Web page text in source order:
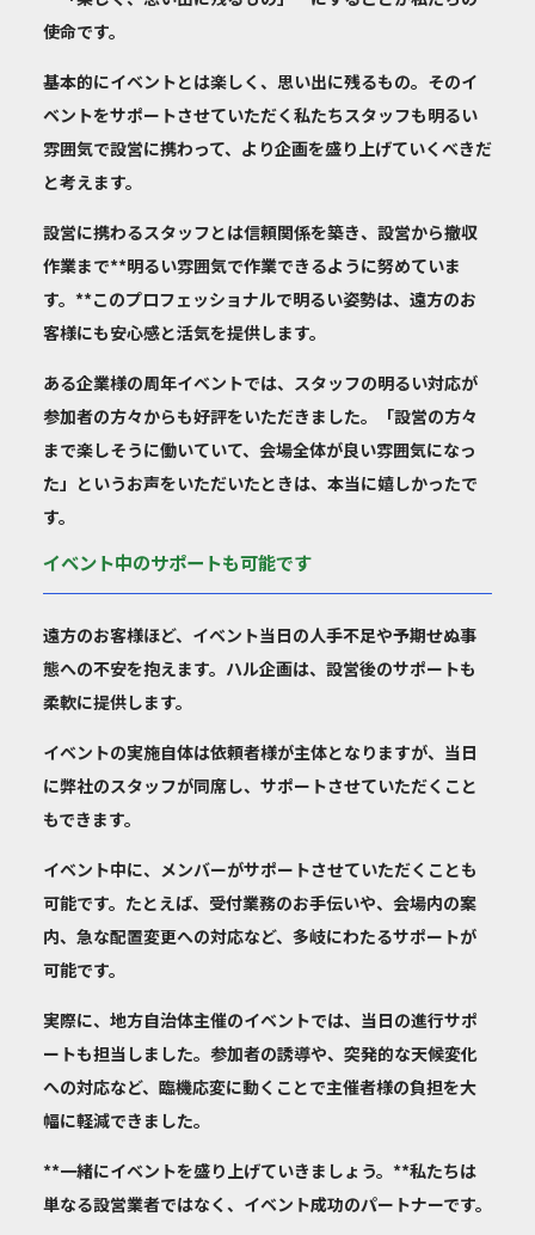
使命です。
基本的にイベントとは楽しく、思い出に残るもの。そのイ
ベントをサポートさせていただく私たちスタッフも明るい
雰囲気で設営に携わって、より企画を盛り上げていくべきだ
と考えます。
設営に携わるスタッフとは信頼関係を築き、設営から撤収
作業まで**明るい雰囲気で作業できるように努めていま
す。**このプロフェッショナルで明るい姿勢は、遠方のお
客様にも安心感と活気を提供します。
ある企業様の周年イベントでは、スタッフの明るい対応が
参加者の方々からも好評をいただきました。「設営の方々
まで楽しそうに働いていて、会場全体が良い雰囲気になっ
た」というお声をいただいたときは、本当に嬉しかったで
す。
イベント中のサポートも可能です
遠方のお客様ほど、イベント当日の人手不足や予期せぬ事
態への不安を抱えます。ハル企画は、設営後のサポートも
柔軟に提供します。
イベントの実施自体は依頼者様が主体となりますが、 当日
に弊社のスタッフが同席し、サポートさせていただくこと
もできます。
イベント中に、メンバーがサポートさせていただくことも
可能です。たとえば、受付業務のお手伝いや、会場内の案
内、急な配置変更への対応など、多岐にわたるサポートが
可能です。
実際に、地方自治体主催のイベントでは、当日の進行サポ
ートも担当しました。参加者の誘導や、突発的な天候変化
への対応など、臨機応変に動くことで主催者様の負担を大
幅に軽減できました。
**一緒にイベントを盛り上げていきましょう。**私たちは
単なる設営業者ではなく、イベント成功のパートナーです。